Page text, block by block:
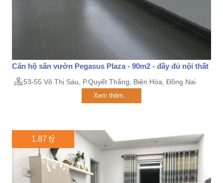
Căn hộ sân vườn Pegasus Plaza - 90m2 - đầy đủ nội thất
53-55 Võ Thị Sáu, P.Quyết Thắng, Biên Hòa, Đồng Nai
Xem thêm...
1.87 tỷ